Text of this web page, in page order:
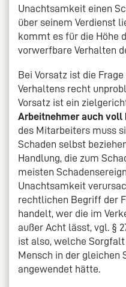
Unachtsamkeit einen
über seinem Verdienst
kommt es für die Höhe
vorwerfbare Verhalten
Bei Vorsatz ist die
Verhaltens recht
Vorsatz ist ein
Arbeitnehmer auch voll
des Mitarbeiters muss
Schaden selbst
Handlung, die zum
meisten
Unachtsamkeit
rechtlichen Begriff der
handelt, wer die im
außer Acht lässt, vgl. §
ist also, welche
Mensch in der gleichen
angewendet hätte.